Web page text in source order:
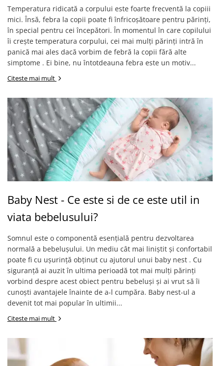
Somnul bebelusului
Carucioare si scaune auto
Tarcuri copii / bebelusi
Scaune masa
Ingrijire bebe si mama
Accesorii bebelusi / nou-nascuti
Perne si saltele bebelusi
Diversificare bebelusi
Baia bebelusului
Maternitate
Jucarii copii si jocuri educative
Jocuri educative
Jucarii bebelusi
Cuburi magnetice JollyHeap®
Rechizite scolare
LEGO
Stikere decorative si covoare
Stickere decorative
Covorase de joaca
Ingrijire adulti
Siguranta animale companie
Temperatura ridicată a corpului este foarte frecventă la copiii
mici. Însă, febra la copii poate fi înfricoșătoare pentru părinți,
în special pentru cei începători. În momentul în care copilului
îi crește temperatura corpului, cei mai mulți părinți intră în
panică mai ales dacă vorbim de febră la copii fără alte
simptome . Ei bine, nu întotdeauna febra este un motiv...
Citeste mai mult
Baby Nest - Ce este si de ce este util in
viata bebelusului?
Somnul este o componentă esențială pentru dezvoltarea
normală a bebelușului. Un mediu cât mai liniștit și confortabil
poate fi cu ușurință obținut cu ajutorul unui baby nest . Cu
siguranță ai auzit în ultima perioadă tot mai mulți părinți
vorbind despre acest obiect pentru bebeluși și ai vrut să îi
cunoști avantajele înainte de a-l cumpăra. Baby nest-ul a
devenit tot mai popular în ultimii...
Citeste mai mult